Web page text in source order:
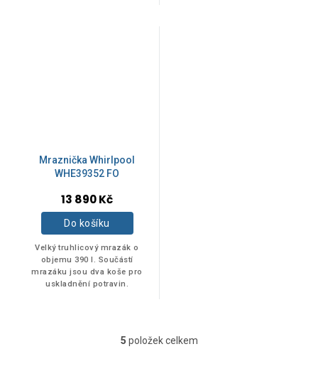
Mraznička Whirlpool
WHE39352 FO
13 890 Kč
Do košíku
Velký truhlicový mrazák o
objemu 390 l. Součástí
mrazáku jsou dva koše pro
uskladnění potravin.
O
5 položek celkem